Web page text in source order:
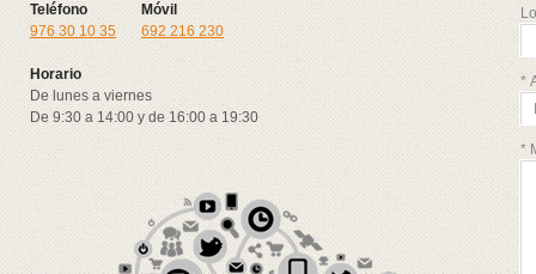
Teléfono
Móvil
976 30 10 35
692 216 230
Horario
De lunes a viernes
De 9:30 a 14:00 y de 16:00 a 19:30
*
*